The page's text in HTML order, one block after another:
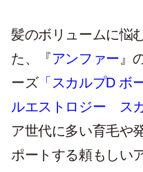
髪のボリュームに悩
た、『アンファー 』
ーズ「スカルプD ボ
ルエストロジー ス
ア世代に多い育毛や
ポートする頼もしい